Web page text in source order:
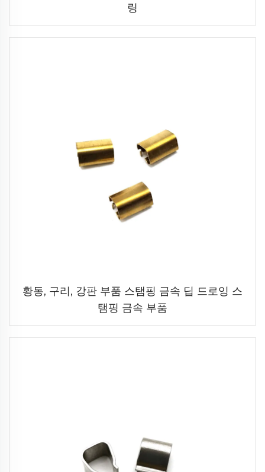
링
황동, 구리, 강판 부품 스탬핑 금속 딥 드로잉 스
탬핑 금속 부품